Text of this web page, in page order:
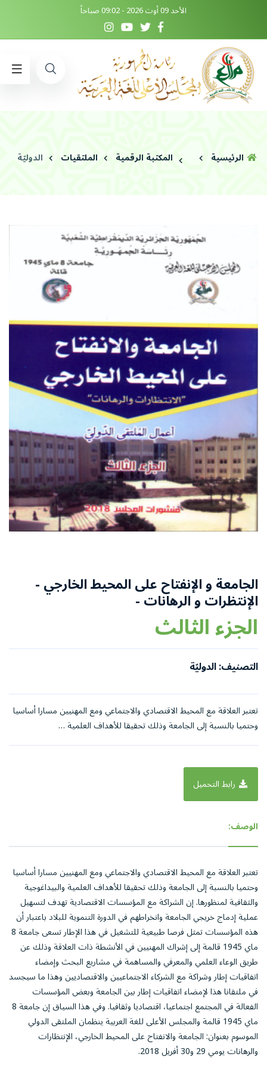
الأحد 09 أوت 2026 - 09:02 صباحاً
الرئيسية المكتبة الرقمية الملتقيات الدوليّة
الجامعة و الإنفتاح على المحيط الخارجي -
الإنتظرات و الرهانات -
الجزء الثالث
التصنيف: الدوليّة
تعتبر العلاقة مع المحيط الاقتصادي والاجتماعي ومع المهنيين مسارا أساسيا
وحتميا بالنسبة إلى الجامعة وذلك تحقيقا للأهداف العلمية …
رابط التحميل
الوصف:
تعتبر العلاقة مع المحيط الاقتصادي والاجتماعي ومع المهنيين مسارا أساسيا
وحتميا بالنسبة إلى الجامعة وذلك تحقيقا للأهداف العلمية والبيداغوجية
والثقافية لمنظورها. إن الشراكة مع المؤسسات الاقتصادية تهدف لتسهيل
عملية إدماج خريجي الجامعة وانخراطهم في الدورة التنموية للبلاد باعتبار أن
هذه المؤسسات تمثل فرصا طبيعية للتشغيل في هذا الإطار تسعى جامعة 8
ماي 1945 قالمة إلى إشراك المهنيين في الأنشطة ذات العلاقة وذلك عن
طريق الوعاء العلمي والمعرفي والمساهمة في مشاريع البحث وإمضاء
اتفاقيات إطار وشراكة مع الشركاء الاجتماعيين والاقتصاديين وهذا ما سيجسد
في ملتقانا هذا لإمضاء اتفاقيات إطار بين الجامعة وبعض المؤسسات
الفعالة في المجتمع اجتماعيا، اقتصاديا وثقافيا. وفي هذا السياق إن جامعة 8
ماي 1945 قالمة والمجلس الأعلى للغة العربية ينظمان الملتقى الدولي
الموسوم بعنوان: الجامعة والانفتاح على المحيط الخارجي، الإنتظارات
والرهانات يومي 29 و30 أفريل 2018.